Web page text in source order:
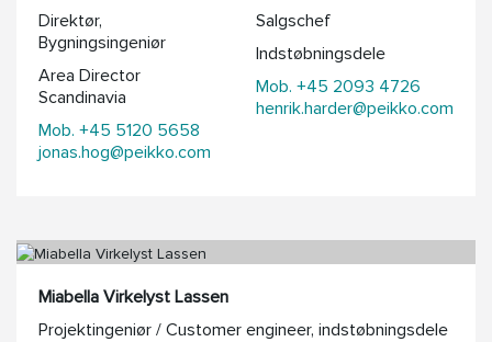
Direktør,
Bygningsingeniør
Area Director
Scandinavia
Mob. +45 5120 5658
jonas.hog@peikko.com
Salgschef
Indstøbningsdele
Mob. +45 2093 4726
henrik.harder@peikko.com
Miabella Virkelyst Lassen
Projektingeniør / Customer engineer, indstøbningsdele